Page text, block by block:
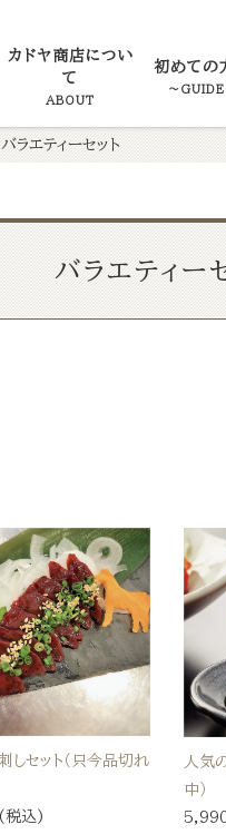
カドヤ商店につい
て
ABOUT
初めての
～GUIDE
バラエティーセット
バラエティー
しセット（只今品切れ
税込)
人気
中）